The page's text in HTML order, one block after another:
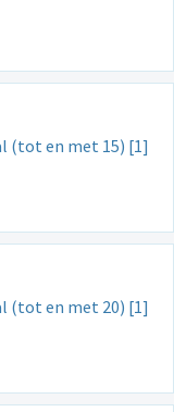
(tot en met 15) [1]
(tot en met 20) [1]